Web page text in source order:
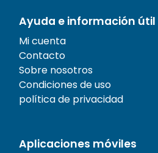
Ayuda e información útil
Mi cuenta
Contacto
Sobre nosotros
Condiciones de uso
política de privacidad
Aplicaciones móviles